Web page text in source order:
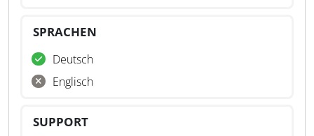
SPRACHEN
Deutsch
Englisch
SUPPORT